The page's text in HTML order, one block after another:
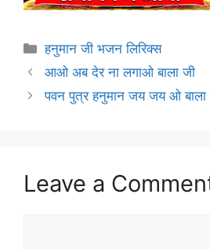
Categories
हनुमान जी भजन लिरिक्स
आओ अब देर ना लगाओ बाला जी
पवन पुत्र हनुमान जय जय ओ
Leave a